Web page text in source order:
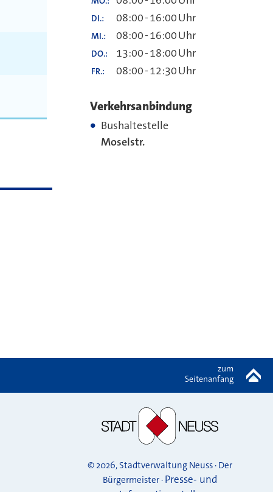
DI. 08:00-16:00Uhr
MI. 08:00-16:00Uhr
DO. 13:00-18:00Uhr
FR. 08:00-12:30Uhr
Verkehrsanbindung
Bushaltestelle
Moselstr.
zum
Seitenanfang
© 2026, Stadtverwaltung Neuss · Der
Bürgermeister · Presse- und